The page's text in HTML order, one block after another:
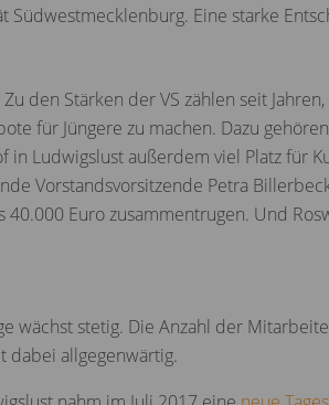
Eine starke
den Stärken der VS zählen seit
für Jüngere zu machen. Dazu
Ludwigslust außerdem viel Platz für
Vorstandsvorsitzende Petra
Euro zusammentrugen. Und
wächst stetig. Die Anzahl der
dabei allgegenwärtig.